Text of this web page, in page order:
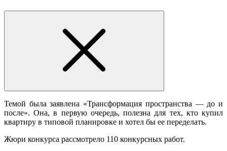
Темой была заявлена «Трансформация пространства — до и
после». Она, в первую очередь, полезна для тех, кто купил
квартиру в типовой планировке и хотел бы ее переделать.
Жюри конкурса рассмотрело 110 конкурсных работ.